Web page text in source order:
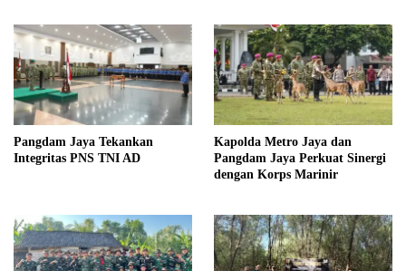
Pangdam Jaya Tekankan
Integritas PNS TNI AD
Kapolda Metro Jaya dan
Pangdam Jaya Perkuat Sinergi
dengan Korps Marinir